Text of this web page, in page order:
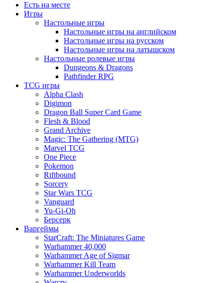
Есть на месте
Игры
Настольные игры
Настольные игры на английском
Настольные игры на русском
Настольные игры на латышском
Настольные ролевые игры
Dungeons & Dragons
Pathfinder RPG
TCG игры
Alpha Clash
Digimon
Dragon Ball Super Card Game
Flesh & Blood
Grand Archive
Magic: The Gathering (MTG)
Marvel TCG
One Piece
Pokemon
Riftbound
Sorcery
Star Wars TCG
Vanguard
Yu-Gi-Oh
Берсерк
Варгеймы
StarCraft: The Miniatures Game
Warhammer 40,000
Warhammer Age of Sigmar
Warhammer Kill Team
Warhammer Underworlds